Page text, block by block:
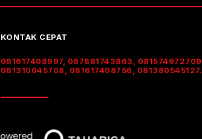
KONTAK CEPAT
081617408997, 087881743863, 081574972709,
081310045708, 081617408756, 081380545127.